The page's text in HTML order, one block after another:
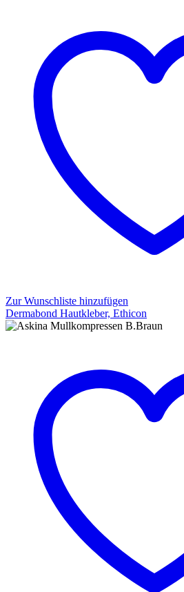
Zur Wunschliste hinzufügen
Dermabond Hautkleber, Ethicon
Dermabond